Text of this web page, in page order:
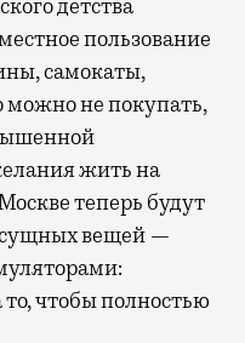
детства
пользование
самокаты,
можно не покупать,
жить на
теперь будут
вещей —
чтобы полностью